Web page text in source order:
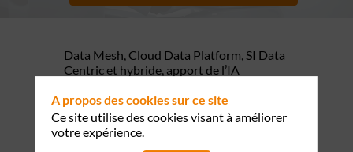
Data Mesh, Cloud Data Platform, SI Data
Centric et hybride, apport de l’IA
parti des nouvelles architectures et
modèles de gouvernance pour mener à
bien sa transformation vers une
organisation Data Driven ?
A propos des cookies sur ce site
Ce site utilise des cookies visant à améliorer
votre expérience.